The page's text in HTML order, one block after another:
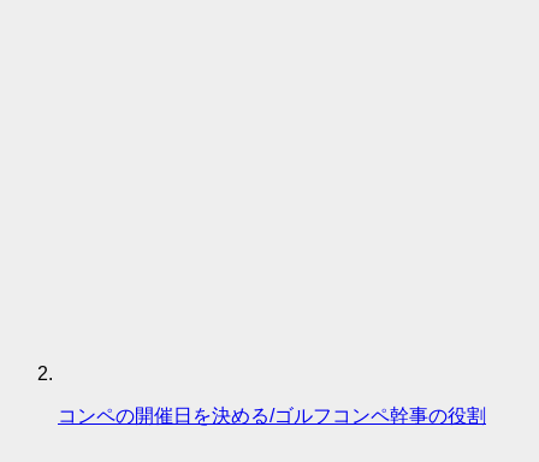
コンペの開催日を決める/ゴルフコンペ幹事の役割